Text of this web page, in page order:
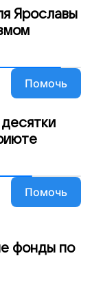
Ярославы
Помочь
Помочь
фонды по